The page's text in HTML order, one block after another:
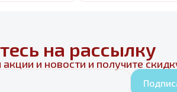
на рассылку
и новости и получите